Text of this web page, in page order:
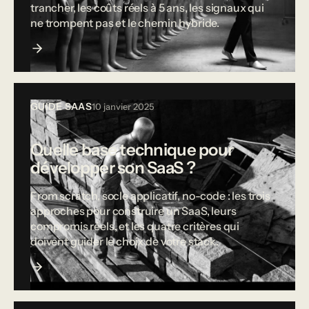
trancher, les coûts réels à 5 ans, les signaux qui
ne trompent pas et le chemin hybride.
GUIDE SAAS10 janvier 2025
Quelle base technique pour
développer son SaaS ?
From scratch, socle applicatif, no-code : les trois
approches pour construire un SaaS, leurs
compromis réels, et les quatre critères qui
doivent guider le choix de votre stack.